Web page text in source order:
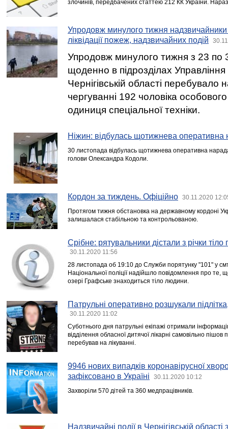
злочинів, передбачених статтею 212 КК України. Наразі
Упродовж минулого тижня
ліквідації пожеж, надзвичайних подій
Упродовж минулого тижня з 23 по
щоденно в підрозділах
Чернігівській області перебувало
чергуванні 192 чоловіка
одиниця спеціальної техніки.
Ніжин: відбулась щотижнева оперативна
30 листопада відбулась щотижнева оперативна
голови Олександра Кодоли.
Кордон за тиждень. Офіційно 30.11.2020
Протягом тижня обстановка на державному кордоні
залишалася стабільною та контрольованою.
Срібне: рятувальники дістали з річки тіло
30.11.2020 11:56
28 листопада об 19:10 до Служби порятунку "101" у смт
Національної поліції надійшло повідомлення про те,
озері Графське знаходиться тіло людини.
Патрульні оперативно розшукали
30.11.2020 11:02
Суботнього дня патрульні екіпажі отримали
відділення обласної дитячої лікарні самовільно
перебував на лікуванні.
9946 нових випадків коронавірусної
зафіксовано в Україні
30.11.2020 10:12
Захворіли 570 дітей та 360 медпрацівників.
Надзвичайні події в Чернігівській